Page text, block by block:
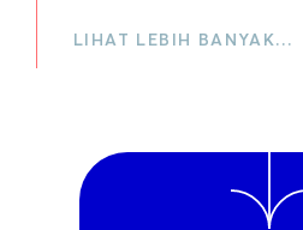
LIHAT LEBIH BANYAK…